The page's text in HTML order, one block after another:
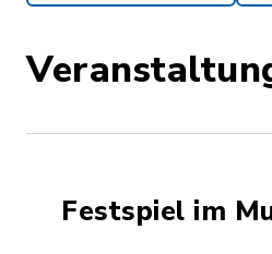
Festspiel im